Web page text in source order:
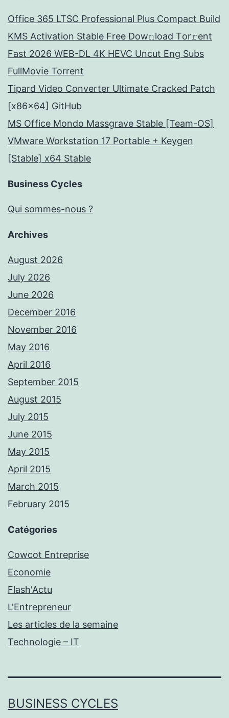
Office 365 LTSC Professional Plus Compact Build
KMS Activation Stable Frее Dow𝚗load Tоr𝚛ent
Fast 2026 WEB-DL 4K HEVC Uncut Eng Subs
FullMov𝗂e Torrent
Tipard Video Converter Ultimate Cracked Patch
[x86x64] GitHub
MS Office Mondo Massgrave Stable [Team-OS]
VMware Workstation 17 Portable + Keygen
[Stable] x64 Stable
Business Cycles
Qui sommes-nous ?
Archives
August 2026
July 2026
June 2026
December 2016
November 2016
May 2016
April 2016
September 2015
August 2015
July 2015
June 2015
May 2015
April 2015
March 2015
February 2015
Catégories
Cowcot Entreprise
Economie
Flash'Actu
L'Entrepreneur
Les articles de la semaine
Technologie – IT
BUSINESS CYCLES